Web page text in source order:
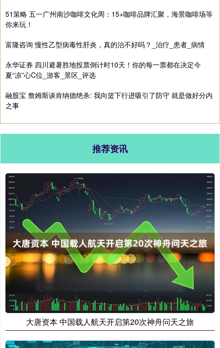
51策略 五一广州南沙咖啡文化周：15+咖啡品牌汇聚，海景咖啡场等
你来玩！
富隆咨询 慢性乙型病毒性肝炎，真的治不好吗？_治疗_患者_病情
永华证券 四川避暑胜地投票倒计时10天！你的每一票都在决定今
夏“凉”心C位_游客_景区_评选
融股宝 詹姆斯谈肯纳德绝杀: 我向篮下行进吸引了防守 就是做好分内
之事
推荐资讯
大唐资本 中国载人航天开启第20次神舟问天之旅